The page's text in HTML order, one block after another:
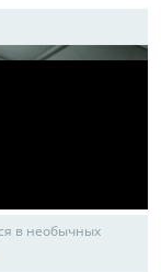
в необычных